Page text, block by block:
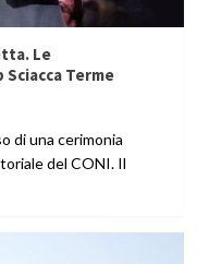
Le
Terme
di una cerimonia
del CONI. Il